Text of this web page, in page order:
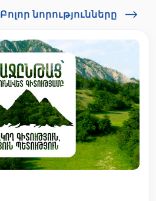
Բոլոր նորությունները